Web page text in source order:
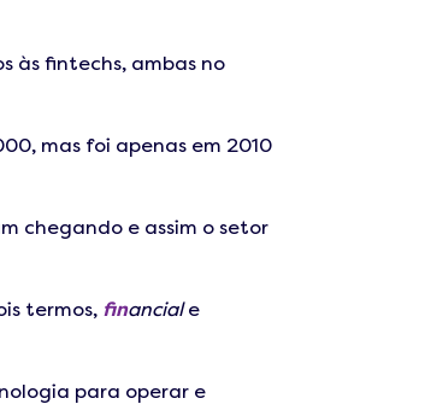
às fintechs, ambas no
mas foi apenas em 2010
chegando e assim o setor
termos, financiale
para operar e